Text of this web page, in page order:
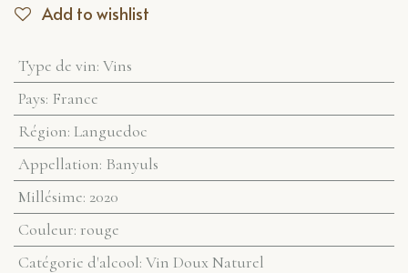
Add to wishlist
Type de vin: Vins
Pays: France
Région: Languedoc
Appellation: Banyuls
Millésime: 2020
Couleur: rouge
Catégorie d'alcool: Vin Doux Naturel